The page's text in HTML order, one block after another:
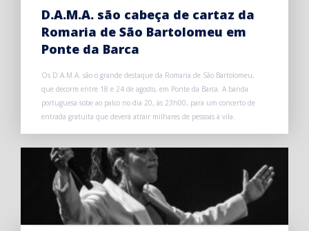
D.A.M.A. são cabeça de cartaz da
Romaria de São Bartolomeu em
Ponte da Barca
Os D.A.M.A. são o grande destaque da Romaria de São Bartolomeu,
que decorre entre 18 e 24 de agosto, em Ponte da Barca. A banda
portuguesa sobe ao palco no dia 20, às 23h00, para um concerto de
entrada gratuita que deverá atrair milhares de pessoas à vila.